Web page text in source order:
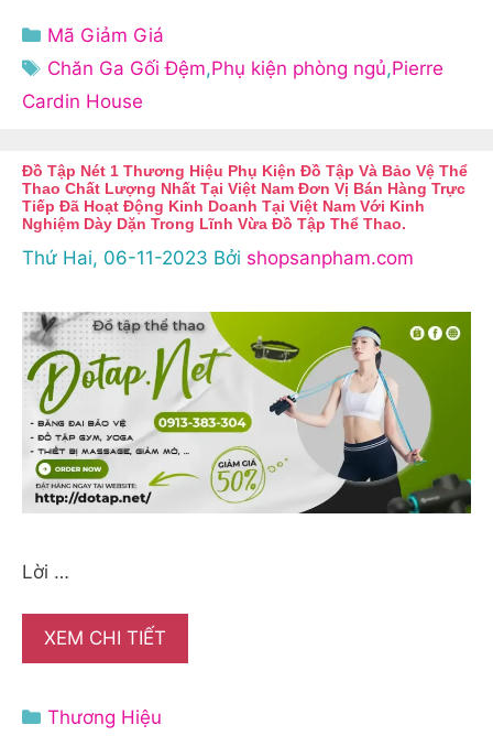
Danh
mục
Mã Giảm Giá
Thẻ
Chăn Ga Gối Đệm,Phụ kiện phòng ngủ,Pierre
Cardin House
Đồ Tập Nét 1 Thương Hiệu Phụ Kiện Đồ Tập Và Bảo Vệ Thể
Thao Chất Lượng Nhất Tại Việt Nam Đơn Vị Bán Hàng Trực
Tiếp Đã Hoạt Động Kinh Doanh Tại Việt Nam Với Kinh
Nghiệm Dày Dặn Trong Lĩnh Vừa Đồ Tập Thể Thao.
Thứ Hai, 06-11-2023 Bởi shopsanpham.com
Lời …
XEM CHI TIẾT
Danh
Thương Hiệu